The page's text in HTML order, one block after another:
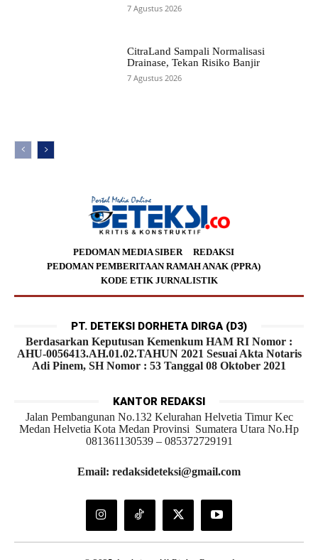
7 Agustus 2026
CitraLand Sampali Normalisasi
Drainase, Tekan Risiko Banjir
7 Agustus 2026
PEDOMAN MEDIA SIBER
REDAKSI
PEDOMAN PEMBERITAAN RAMAH ANAK (PPRA)
KODE ETIK JURNALISTIK
PT. DETEKSI DORHETA DIRGA (D3)
Berdasarkan Keputusan Kemenkum HAM RI Nomor :
AHU-0056413.AH.01.02.TAHUN 2021 Sesuai Akta Notaris
Adi Pinem, SH Nomor : 53 Tanggal 08 Oktober 2021
KANTOR REDAKSI
Jalan Pembangunan No.132 Kelurahan Helvetia Timur Kec
Medan Helvetia Kota Medan Provinsi Sumatera Utara No.Hp
081361130539 – 085372729191
Email: redaksideteksi@gmail.com